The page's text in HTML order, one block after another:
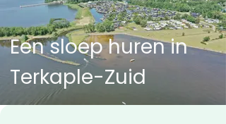
Een sloep huren in
Terkaple-Zuid